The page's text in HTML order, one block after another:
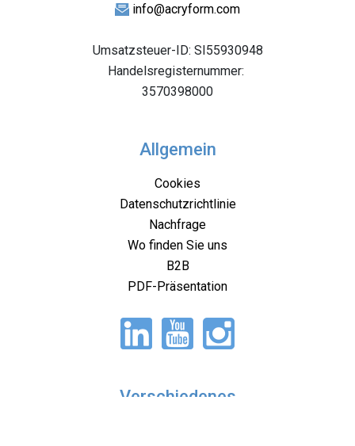
info@acryform.com
Umsatzsteuer-ID: SI55930948
Handelsregisternummer:
3570398000
Allgemein
Cookies
Datenschutzrichtlinie
Nachfrage
Wo finden Sie uns
B2B
PDF-Präsentation
Verschiedenes